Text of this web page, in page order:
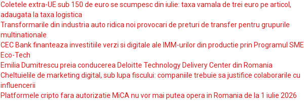
Coletele extra-UE sub 150 de euro se scumpesc din iulie: taxa vamala de trei euro pe articol,
adaugata la taxa logistica
Transformarile din industria auto ridica noi provocari de preturi de transfer pentru grupurile
multinationale
CEC Bank finanteaza investitiile verzi si digitale ale IMM-urilor din productie prin Programul SME
Eco-Tech
Emilia Dumitrescu preia conducerea Deloitte Technology Delivery Center din Romania
Cheltuielile de marketing digital, sub lupa fiscului: companiile trebuie sa justifice colaborarile cu
influencerii
Platformele cripto fara autorizatie MiCA nu vor mai putea opera in Romania de la 1 iulie 2026